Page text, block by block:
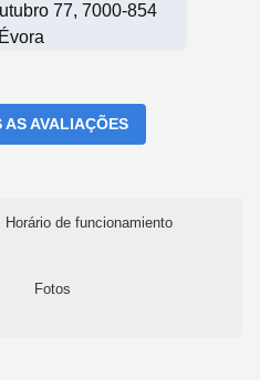
77, 7000-854
Évora
AS AVALIAÇÕES
Horário de funcionamiento
Fotos